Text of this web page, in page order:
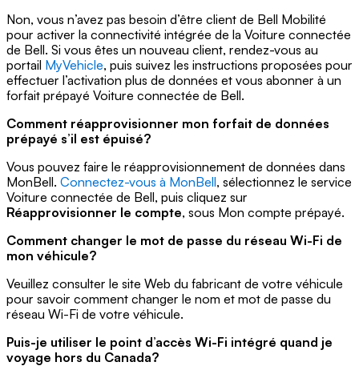
Non, vous n’avez pas besoin d’être client de Bell Mobilité
pour activer la connectivité intégrée de la Voiture connectée
de Bell. Si vous êtes un nouveau client, rendez-vous au
portail MyVehicle, puis suivez les instructions proposées pour
effectuer l’activation plus de données et vous abonner à un
forfait prépayé Voiture connectée de Bell.
Comment réapprovisionner mon forfait de données
prépayé s’il est épuisé?
Vous pouvez faire le réapprovisionnement de données dans
MonBell. Connectez-vous à MonBell, sélectionnez le service
Voiture connectée de Bell, puis cliquez sur
Réapprovisionner le compte, sous Mon compte prépayé.
Comment changer le mot de passe du réseau Wi-Fi de
mon véhicule?
Veuillez consulter le site Web du fabricant de votre véhicule
pour savoir comment changer le nom et mot de passe du
réseau Wi-Fi de votre véhicule.
Puis-je utiliser le point d’accès Wi-Fi intégré quand je
voyage hors du Canada?